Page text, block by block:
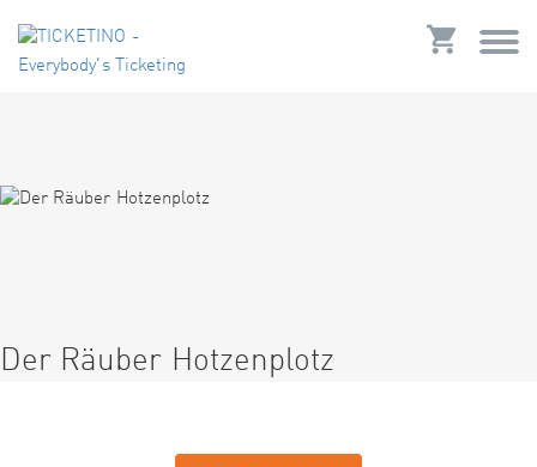
Der Räuber Hotzenplotz